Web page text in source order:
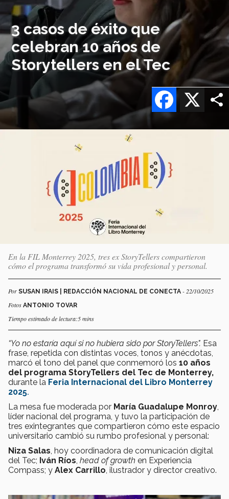
3 casos de éxito que
celebran 10 años de
Storytellers en el Tec
X
Facebook
En la FIL Monterrey 2025, tres ex StoryTellers compartieron
cómo el programa transformó su vida profesional y personal.
Por SUSAN IRAIS | REDACCIÓN NACIONAL DE CONECTA - 22/10/2025
Fotos ANTONIO TOVAR
Tiempo estimado de lectura:5 mins
“Yo no estaría aquí si no hubiera sido por StoryTellers". Esa
frase, repetida con distintas voces, tonos y anécdotas,
marcó el tono del panel que conmemoró los 10 años
del programa StoryTellers del Tec de Monterrey,
durante la Feria Internacional del Libro Monterrey
2025.
La mesa fue moderada por María Guadalupe Monroy
líder nacional del programa, y tuvo la participación de
tres exintegrantes que compartieron cómo este espacio
universitario cambió su rumbo profesional y personal:
Niza Salas , hoy coordinadora de comunicación digital
del Tec; Iván Ríos head of growth en Experiencia
Compass; y Alex Carrillo , ilustrador y director creativo.